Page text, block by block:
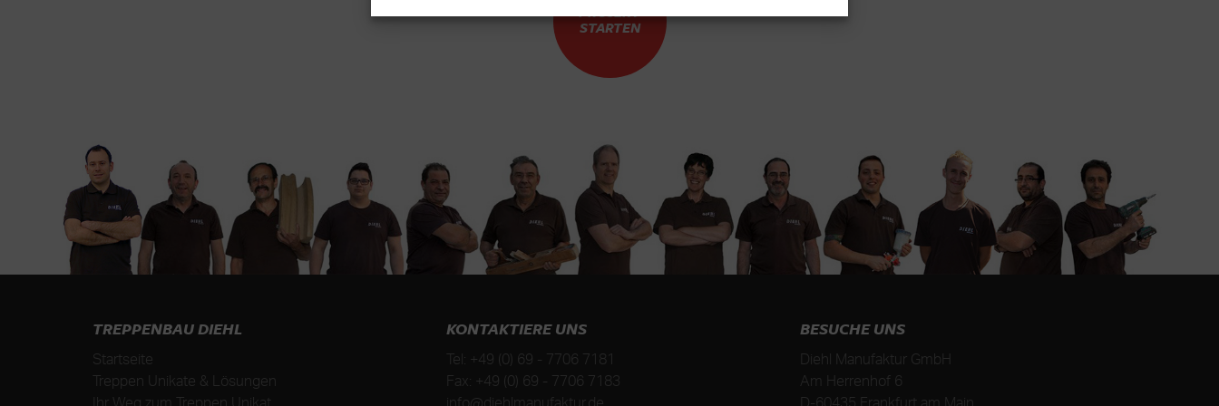
PROJEKT
STARTEN
TREPPENBAU DIEHL
Startseite
Treppen Unikate & Lösungen
KONTAKTIERE UNS
Tel: +49 (0) 69 - 7706 7181
Fax: +49 (0) 69 - 7706 7183
BESUCHE UNS
Diehl Manufaktur GmbH
Am Herrenhof 6